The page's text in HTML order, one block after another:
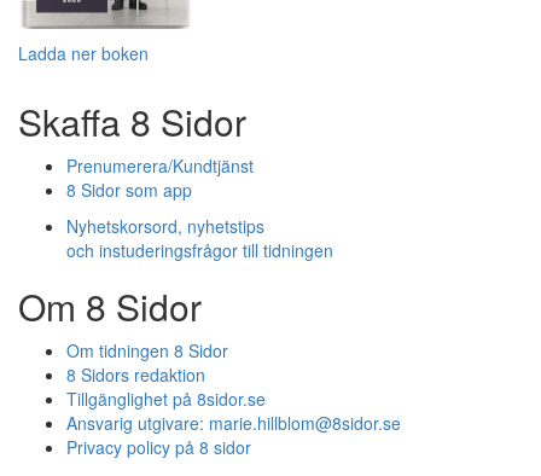
Ladda ner boken
Skaffa 8 Sidor
Prenumerera/Kundtjänst
8 Sidor som app
Nyhetskorsord, nyhetstips
och instuderingsfrågor till tidningen
Om 8 Sidor
Om tidningen 8 Sidor
8 Sidors redaktion
Tillgänglighet på 8sidor.se
Ansvarig utgivare: marie.hillblom@8sidor.se
Privacy policy på 8 sidor